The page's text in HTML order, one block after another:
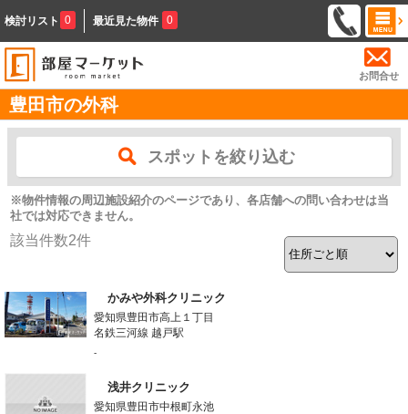
検討リスト 0 最近見た物件 0
お問合せ
豊田市の外科
スポットを絞り込む
※物件情報の周辺施設紹介のページであり、各店舗への問い合わせは当
社では対応できません。
該当件数2件
かみや外科クリニック
愛知県豊田市高上１丁目
名鉄三河線 越戸駅
-
浅井クリニック
愛知県豊田市中根町永池